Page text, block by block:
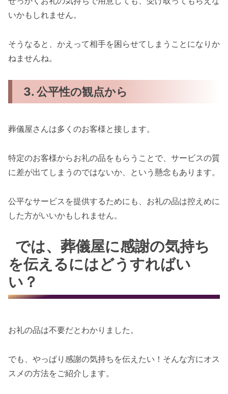
いかもしれません。
そうなると、かえって相手を困らせてしまうことになりか
ねませんね。
3. 公平性の観点から
葬儀屋さんは多くのお客様と接します。
特定のお客様からお礼の品をもらうことで、サービスの質
に差が出てしまうのではないか、という懸念もあります。
公平なサービスを提供するためにも、お礼の品は控えめに
した方がいいかもしれません。
では、葬儀屋に感謝の気持ち
を伝えるにはどうすればい
い？
お礼の品は不要だとわかりました。
でも、やっぱり感謝の気持ちを伝えたい！そんな方にオス
スメの方法をご紹介します。